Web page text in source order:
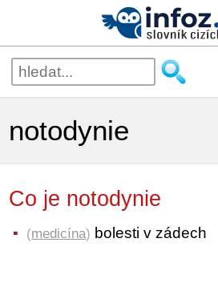
notodynie
Co je notodynie
(medicína) bolesti v zádech